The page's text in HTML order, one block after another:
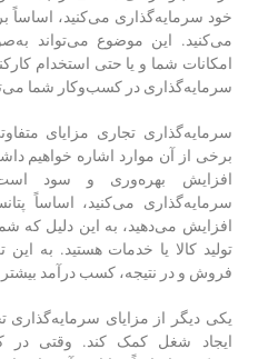
سرمایه‌گذاری
کسب‌وکار کمک کند؟
کسب‌وکار خود باشید. از راه‌های
در کسب‌وکارهای مختلف از جمله
خود سرمایه‌گذاری می‌کنید، اساساً
می‌کنید. این موضوع می‌تواند
امکانات شما و یا حتی استخدام
سرمایه‌گذاری در کسب‌وکار شما
برخی از آن موارد اشاره خواهیم
افزایش بهره‌وری و سود